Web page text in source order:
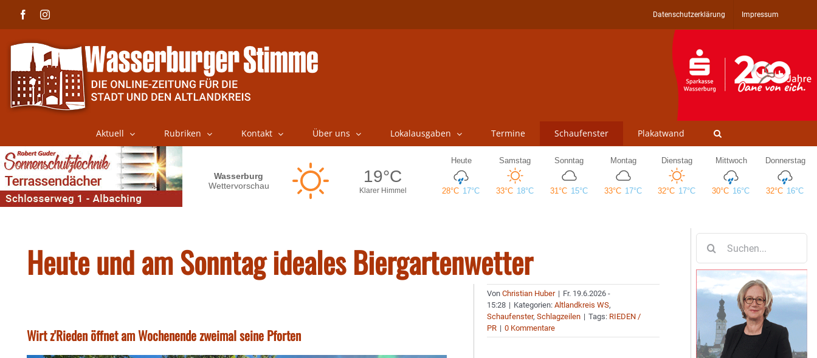
FacebookInstagram Datenschutzerklärung Impressum
Aktuell Rubriken Kontakt Über uns Lokalausgaben Termine Schaufenster Plakatwand
Heute und am Sonntag ideales Biergartenwetter
Wirt z'Rieden öffnet am Wochenende zweimal seine Pforten
VonChristian Huber | Fr. 19.6.2026 -
15:28 | Kategorien:Altlandkreis WS,
Schaufenster,Schlagzeilen | Tags: RIEDEN /
PR | 0 Kommentare
nach: